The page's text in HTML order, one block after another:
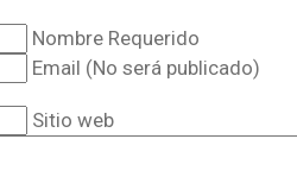
Nombre Requerido
Email (No será publicado)
Sitio web